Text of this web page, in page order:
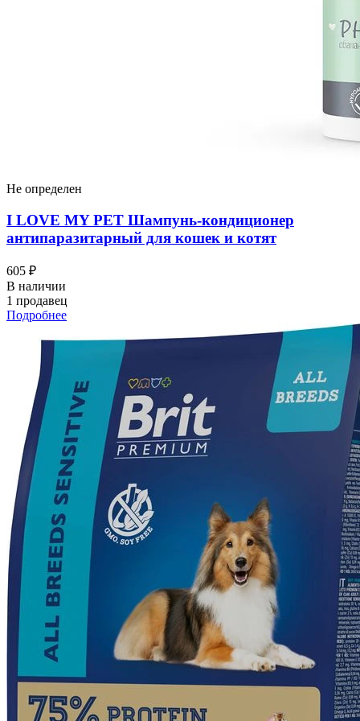
Не определен
I LOVЕ MY PET Шампунь-кондиционер
антипаразитарный для кошек и котят
605 ₽
В наличии
1 продавец
Подробнее